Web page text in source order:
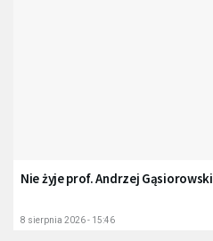
Nie żyje prof. Andrzej Gąsiorowski
8 sierpnia 2026 - 15:46